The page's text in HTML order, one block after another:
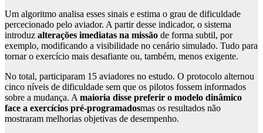
Um algoritmo analisa esses sinais e estima o grau de dificuldade
percecionado pelo aviador. A partir desse indicador, o sistema
introduz alterações imediatas na missão de forma subtil, por
exemplo, modificando a visibilidade no cenário simulado. Tudo para
tornar o exercício mais desafiante ou, também, menos exigente.
No total, participaram 15 aviadores no estudo. O protocolo alternou
cinco níveis de dificuldade sem que os pilotos fossem informados
sobre a mudança. Amaioria disse preferir o modelo dinâmico
face a exercícios pré-programadosmas os resultados não
mostraram melhorias objetivas de desempenho.